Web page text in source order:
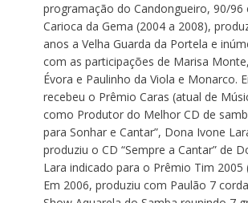
programação do Candongueiro, 90/96
Carioca da Gema (2004 a 2008),
anos a Velha Guarda da Portela e
com as participações de Marisa
Évora e Paulinho da Viola e Monarco.
recebeu o Prêmio Caras (atual de
como Produtor do Melhor CD de
para Sonhar e Cantar”, Dona Ivone
produziu o CD “Sempre a Cantar” de
Lara indicado para o Prêmio Tim 2005
Em 2006, produziu com Paulão 7